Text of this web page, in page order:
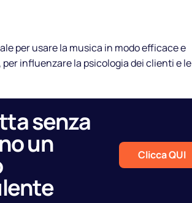
per usare la musica in modo efficace e
influenzare la psicologia dei clienti e le
senza
un Clicca QUI